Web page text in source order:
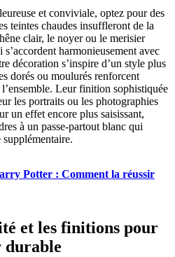
et conviviale, optez pour des
teintes chaudes insuffleront de la
clair, le noyer ou le merisier
harmonieusement avec
décoration s’inspire d’un style plus
dorés ou moulurés renforcent
Leur finition sophistiquée
les portraits ou les photographies
un effet encore plus saisissant,
à un passe-partout blanc qui
Potter : Comment la réussir
et les finitions pour
durable